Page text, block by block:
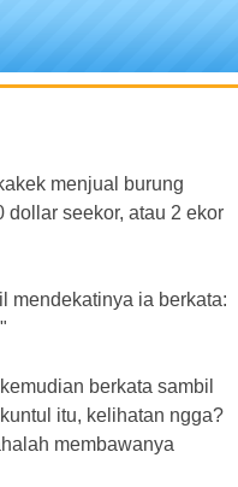
menjual burung
dollar seekor, atau 2 ekor
mendekatinya ia berkata:
berkata sambil
itu, kelihatan ngga?
membawanya